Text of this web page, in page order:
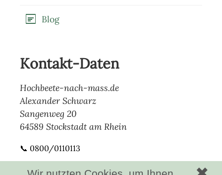
Blog
Kontakt-Daten
Hochbeete-nach-mass.de
Alexander Schwarz
Sangenweg 20
64589 Stockstadt am Rhein
📞 0800/0110113